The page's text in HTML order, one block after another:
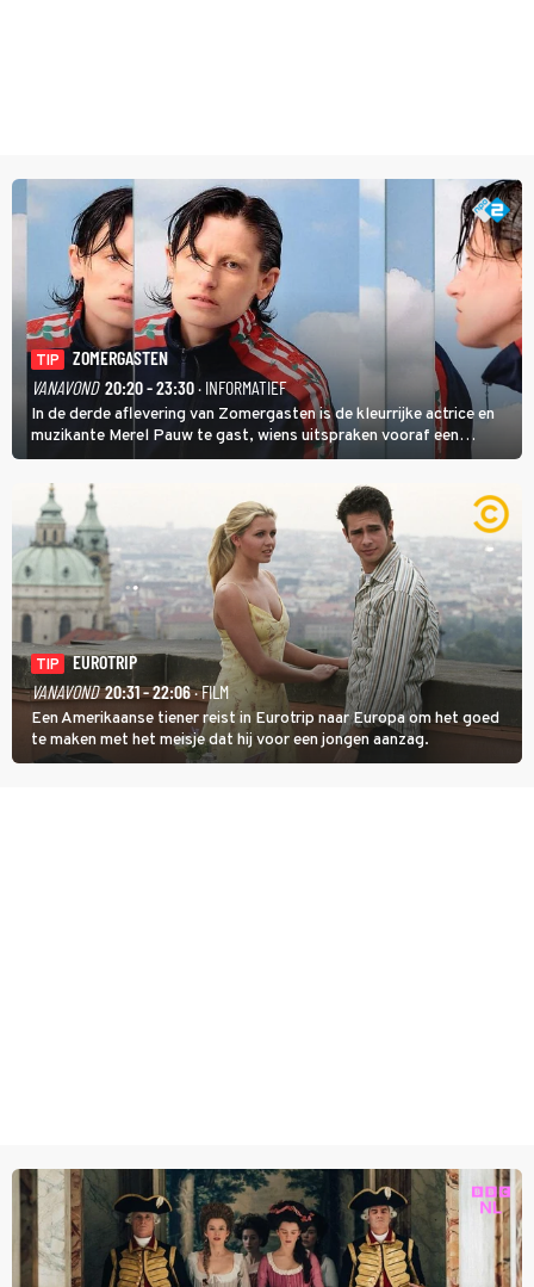
TIP
ZOMERGASTEN
VANAVOND 20:20 - 23:30· INFORMATIEF
In de derde aflevering van Zomergasten is de kleurrijke actrice en
muzikante Merel Pauw te gast, wiens uitspraken vooraf een
boeiende avond beloven: 'Mijn ideale televisieavond is zoals mijn
identiteit: grenzeloos, absurd en vol angsten'.
TIP
EUROTRIP
VANAVOND 20:31 - 22:06· FILM
Een Amerikaanse tiener reist in Eurotrip naar Europa om het goed
te maken met het meisje dat hij voor een jongen aanzag.